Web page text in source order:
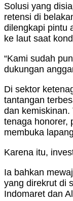
Solusi yang
retensi di
dilengkapi pintu
ke laut saat
“Kami sudah
dukungan
Di sektor
tantangan
dan kemiskinan.
tenaga honorer,
membuka
Karena itu,
Ia bahkan
yang direkrut di
Indomaret dan